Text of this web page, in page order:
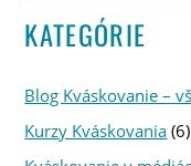
KATEGÓRIE
Blog Kváskovanie –
Kurzy Kváskovania (6)